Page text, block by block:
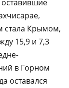
оставившие
стала Крымом,
15,9 и 7,3
в Горном
оставался